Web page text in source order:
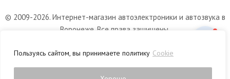
Пользуясь сайтом, вы принимаете политику Cookie
© 2009-2026. Интернет-магазин автоэлектроники и автозвука в
Воронеже. Все права защищены.
характер и не является публичной офертой, определяемой
положениями статьи 437 Гражданского кодекса РФ.